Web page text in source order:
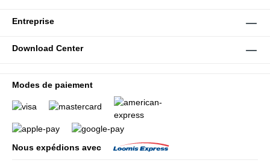
Entreprise
Download Center
Modes de paiement
Nous expédions avec